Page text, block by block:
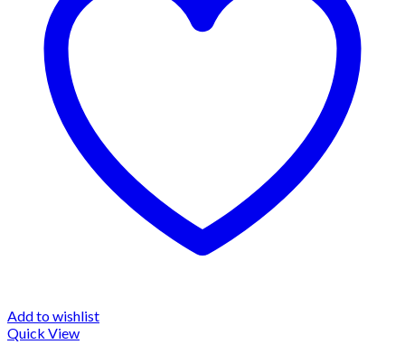
Add to wishlist
Quick View